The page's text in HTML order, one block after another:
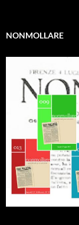
NONMOLLARE